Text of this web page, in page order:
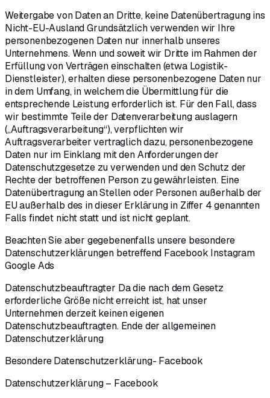
Weitergabe von Daten an Dritte, keine Datenübertragung ins
Nicht-EU-Ausland Grundsätzlich verwenden wir Ihre
personenbezogenen Daten nur innerhalb unseres
Unternehmens. Wenn und soweit wir Dritte im Rahmen der
Erfüllung von Verträgen einschalten (etwa Logistik-
Dienstleister), erhalten diese personenbezogene Daten nur
in dem Umfang, in welchem die Übermittlung für die
entsprechende Leistung erforderlich ist. Für den Fall, dass
wir bestimmte Teile der Datenverarbeitung auslagern
(„Auftragsverarbeitung“), verpflichten wir
Auftragsverarbeiter vertraglich dazu, personenbezogene
Daten nur im Einklang mit den Anforderungen der
Datenschutzgesetze zu verwenden und den Schutz der
Rechte der betroffenen Person zu gewährleisten. Eine
Datenübertragung an Stellen oder Personen außerhalb der
EU außerhalb des in dieser Erklärung in Ziffer 4 genannten
Falls findet nicht statt und ist nicht geplant.
Beachten Sie aber gegebenenfalls unsere besondere
Datenschutzerklärungen betreffend Facebook Instagram
Google Ads
Datenschutzbeauftragter Da die nach dem Gesetz
erforderliche Größe nicht erreicht ist, hat unser
Unternehmen derzeit keinen eigenen
Datenschutzbeauftragten. Ende der allgemeinen
Datenschutzerklärung
Besondere Datenschutzerklärung- Facebook
Datenschutzerklärung – Facebook